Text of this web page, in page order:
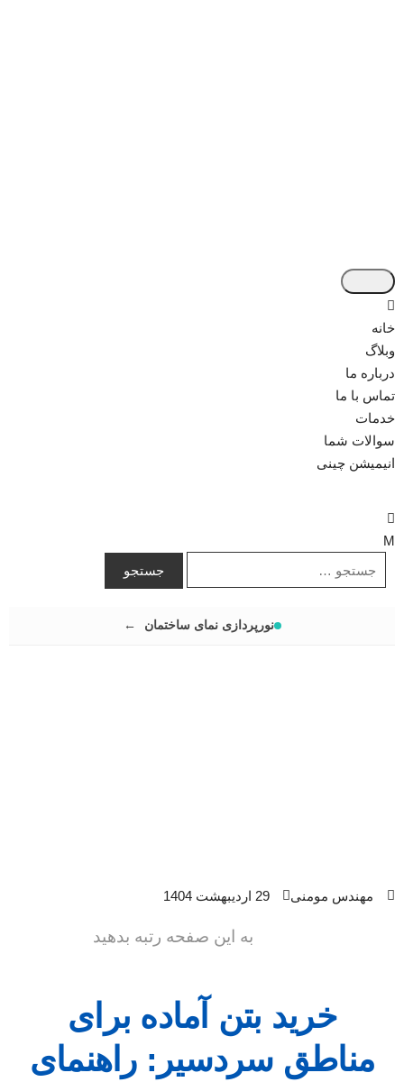
خانه
وبلاگ
درباره ما
تماس با ما
خدمات
سوالات شما
انیمیشن چینی
نورپردازی نمای ساختمان
مهندس مومنی 29 اردیبهشت 1404
به این صفحه رتبه بدهید
خرید بتن آماده برای
مناطق سردسیر: راهنمای